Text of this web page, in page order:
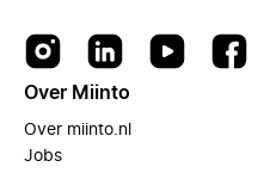
Over Miinto
Over miinto.nl
Jobs